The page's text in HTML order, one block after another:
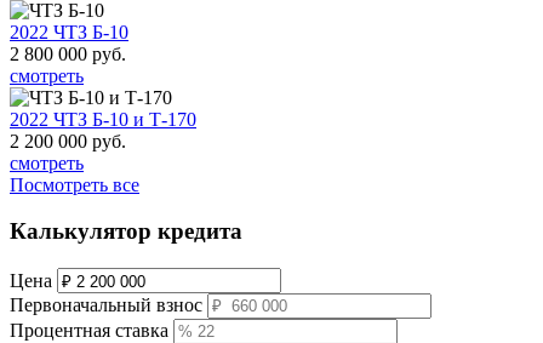
2022 ЧТЗ Б-10
2 800 000 руб.
смотреть
2022 ЧТЗ Б-10 и Т-170
2 200 000 руб.
смотреть
Посмотреть все
Калькулятор кредита
Цена
Первоначальный взнос
Процентная ставка